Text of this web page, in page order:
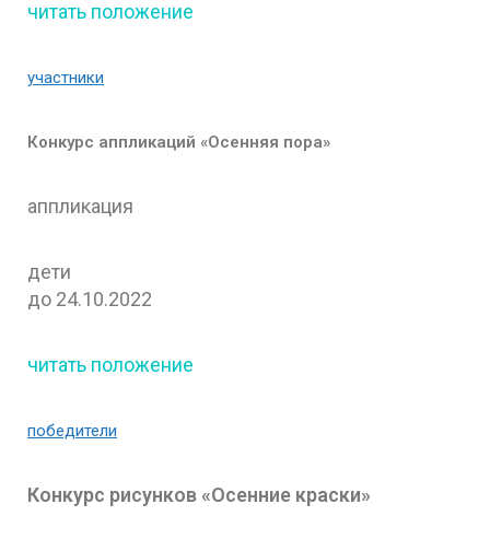
читать положение
участники
Конкурс аппликаций «Осенняя пора»
аппликация
дети
до 24.10.2022
читать положение
победители
Конкурс рисунков «Осенние краски»